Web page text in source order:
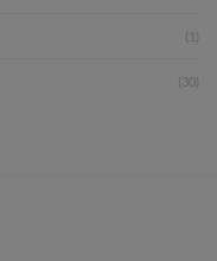
(1)
(30)